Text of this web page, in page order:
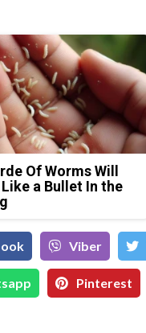
Of Worms Will
a Bullet In the
Viber
Pinterest